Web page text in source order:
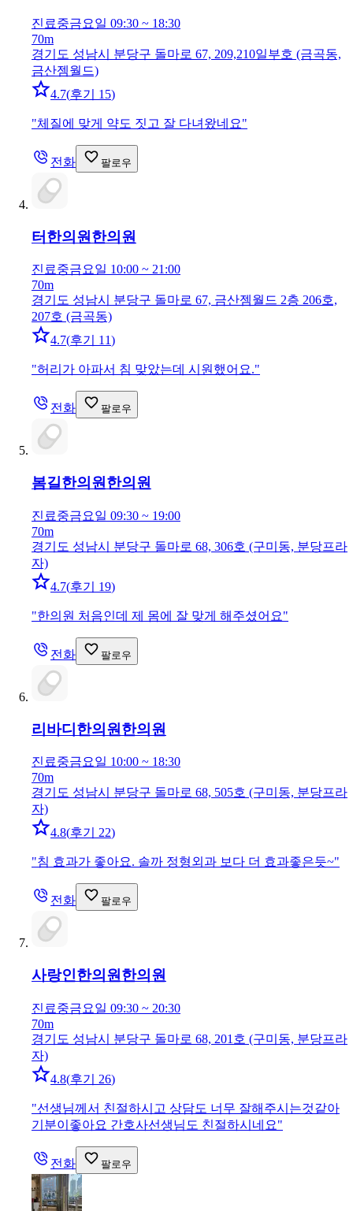
진료중금요일 09:30 ~ 18:30
70m
경기도 성남시 분당구 돌마로 67, 209,210일부호 (금곡동,
금산젬월드)
4.7(후기 15)
"체질에 맞게 약도 짓고 잘 다녀왔네요"
전화 팔로우
터한의원 한의원
진료중금요일 10:00 ~ 21:00
70m
경기도 성남시 분당구 돌마로 67, 금산젬월드 2층 206호,
207호 (금곡동)
4.7(후기 11)
"허리가 아파서 침 맞았는데 시원했어요."
전화 팔로우
봄길한의원 한의원
진료중금요일 09:30 ~ 19:00
70m
경기도 성남시 분당구 돌마로 68, 306호 (구미동, 분당프라
자)
4.7(후기 19)
"한의원 처음인데 제 몸에 잘 맞게 해주셨어요"
전화 팔로우
리바디한의원 한의원
진료중금요일 10:00 ~ 18:30
70m
경기도 성남시 분당구 돌마로 68, 505호 (구미동, 분당프라
자)
4.8(후기 22)
"침 효과가 좋아요. 솔까 정형외과 보다 더 효과좋은듯~"
전화 팔로우
사랑인한의원 한의원
진료중금요일 09:30 ~ 20:30
70m
경기도 성남시 분당구 돌마로 68, 201호 (구미동, 분당프라
자)
4.8(후기 26)
"선생님께서 친절하시고 상담도 너무 잘해주시는것같아
기분이좋아요 간호사선생님도 친절하시네요"
전화 팔로우